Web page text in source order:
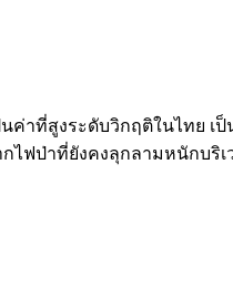
ค่าที่สูงระดับวิกฤติในไทย
ไฟป่าที่ยังคงลุกลามหนักบ